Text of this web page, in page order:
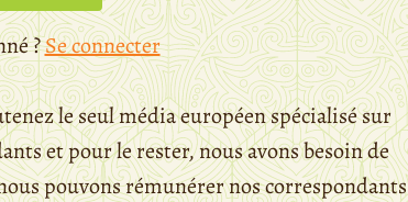
?Se connecter
le seul média européen spécialisé sur
et pour le rester, nous avons besoin de
pouvons rémunérer nos correspondants